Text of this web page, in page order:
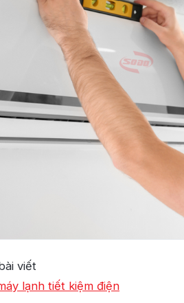
viết
lạnh tiết kiệm điện